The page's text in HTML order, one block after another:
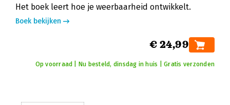
Het boek leert hoe je weerbaarheid ontwikkelt.
Boek bekijken
€ 24,99
Op voorraad | Nu besteld, dinsdag in huis | Gratis verzonden